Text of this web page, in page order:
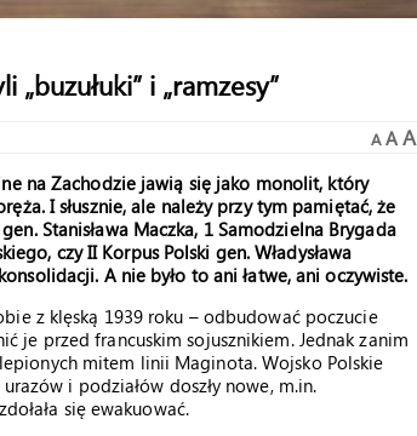
i „ramzesy”
A A A
na Zachodzie jawią się jako monolit, który
I słusznie, ale należy przy tym pamiętać, że
Stanisława Maczka, 1 Samodzielna Brygada
czy II Korpus Polski gen. Władysława
A nie było to ani łatwe, ani oczywiste.
z klęską 1939 roku – odbudować poczucie
je przed francuskim sojusznikiem. Jednak zanim
mitem linii Maginota. Wojsko Polskie
i podziałów doszły nowe, m.in.
się ewakuować.